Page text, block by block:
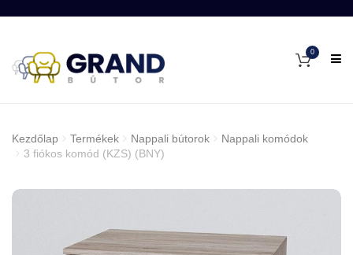
0
Kezdőlap Termékek Nappali bútorok
Nappali komódok
3 fiókos komód (KZS) (BNY)